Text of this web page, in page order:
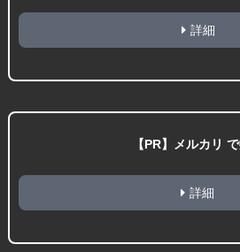
詳細
【PR】メルカリ
詳細